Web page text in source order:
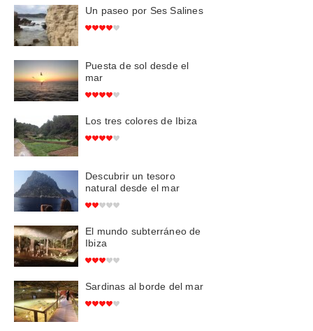
Un paseo por Ses Salines
Puesta de sol desde el
mar
Los tres colores de Ibiza
Descubrir un tesoro
natural desde el mar
El mundo subterráneo de
Ibiza
Sardinas al borde del mar